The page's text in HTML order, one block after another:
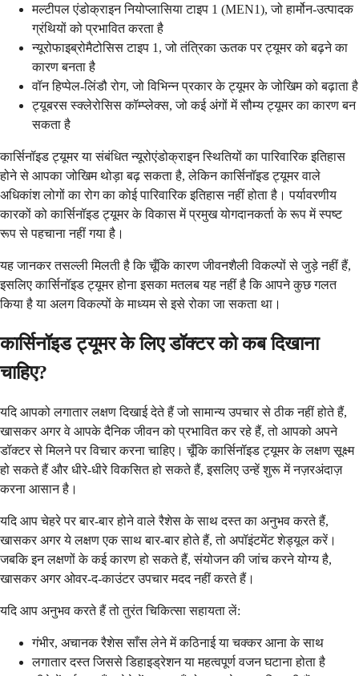
मल्टीपल एंडोक्राइन नियोप्लासिया टाइप 1 (MEN1), जो हार्मोन-उत्पादक
ग्रंथियों को प्रभावित करता है
न्यूरोफाइब्रोमैटोसिस टाइप 1, जो तंत्रिका ऊतक पर ट्यूमर को बढ़ने का
कारण बनता है
वॉन हिप्पेल-लिंडौ रोग, जो विभिन्न प्रकार के ट्यूमर के जोखिम को बढ़ाता है
ट्यूबरस स्क्लेरोसिस कॉम्प्लेक्स, जो कई अंगों में सौम्य ट्यूमर का कारण बन
सकता है
कार्सिनॉइड ट्यूमर या संबंधित न्यूरोएंडोक्राइन स्थितियों का पारिवारिक इतिहास
होने से आपका जोखिम थोड़ा बढ़ सकता है, लेकिन कार्सिनॉइड ट्यूमर वाले
अधिकांश लोगों का रोग का कोई पारिवारिक इतिहास नहीं होता है। पर्यावरणीय
कारकों को कार्सिनॉइड ट्यूमर के विकास में प्रमुख योगदानकर्ता के रूप में स्पष्ट
रूप से पहचाना नहीं गया है।
यह जानकर तसल्ली मिलती है कि चूँकि कारण जीवनशैली विकल्पों से जुड़े नहीं हैं,
इसलिए कार्सिनॉइड ट्यूमर होना इसका मतलब यह नहीं है कि आपने कुछ गलत
किया है या अलग विकल्पों के माध्यम से इसे रोका जा सकता था।
कार्सिनॉइड ट्यूमर के लिए डॉक्टर को कब दिखाना
चाहिए?
यदि आपको लगातार लक्षण दिखाई देते हैं जो सामान्य उपचार से ठीक नहीं होते हैं,
खासकर अगर वे आपके दैनिक जीवन को प्रभावित कर रहे हैं, तो आपको अपने
डॉक्टर से मिलने पर विचार करना चाहिए। चूँकि कार्सिनॉइड ट्यूमर के लक्षण सूक्ष्म
हो सकते हैं और धीरे-धीरे विकसित हो सकते हैं, इसलिए उन्हें शुरू में नज़रअंदाज़
करना आसान है।
यदि आप चेहरे पर बार-बार होने वाले रैशेस के साथ दस्त का अनुभव करते हैं,
खासकर अगर ये लक्षण एक साथ बार-बार होते हैं, तो अपॉइंटमेंट शेड्यूल करें।
जबकि इन लक्षणों के कई कारण हो सकते हैं, संयोजन की जांच करने योग्य है,
खासकर अगर ओवर-द-काउंटर उपचार मदद नहीं करते हैं।
यदि आप अनुभव करते हैं तो तुरंत चिकित्सा सहायता लें:
गंभीर, अचानक रैशेस साँस लेने में कठिनाई या चक्कर आना के साथ
लगातार दस्त जिससे डिहाइड्रेशन या महत्वपूर्ण वजन घटाना होता है